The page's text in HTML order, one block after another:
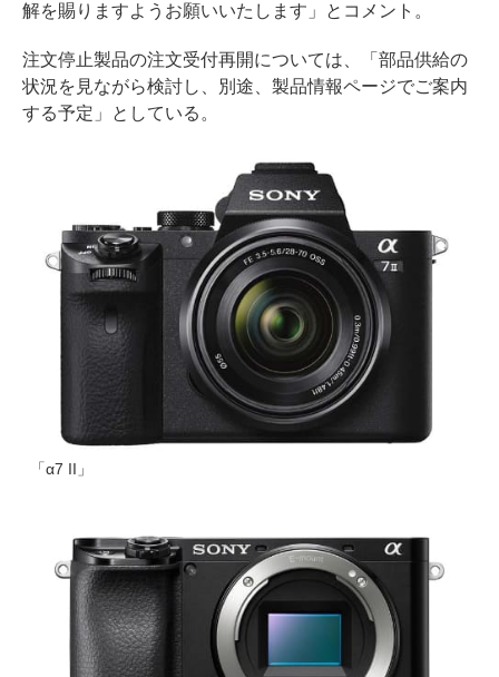
解を賜りますようお願いいたします」とコメント。
注文停止製品の注文受付再開については、「部品供給の
状況を見ながら検討し、別途、製品情報ページでご案内
する予定」としている。
「α7 II」